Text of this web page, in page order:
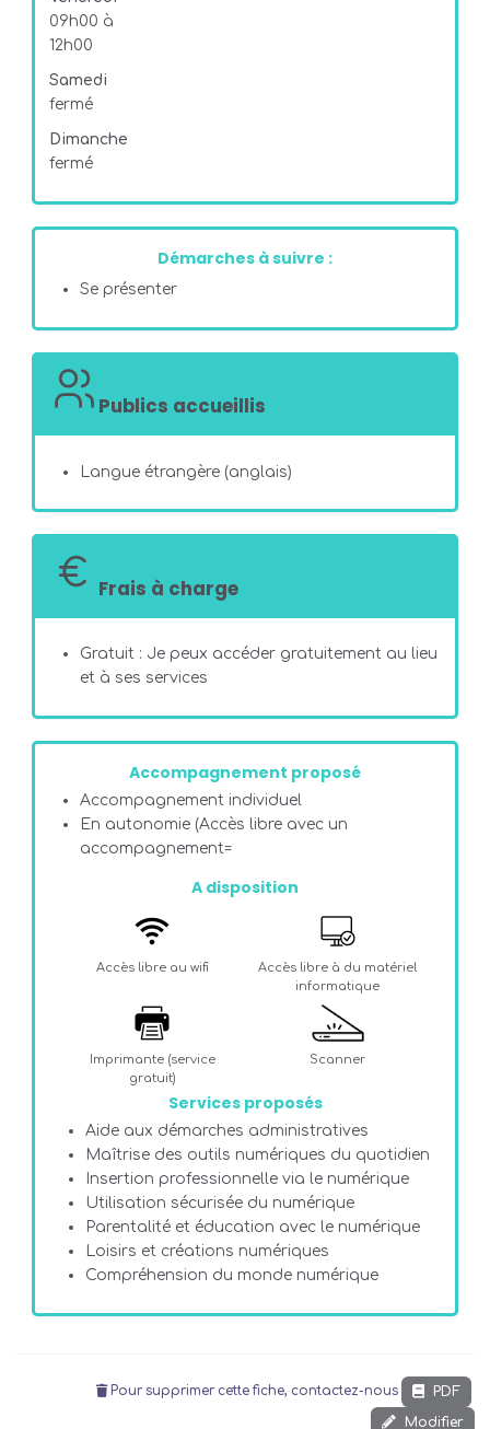
09h00 à
12h00
Samedi
fermé
Dimanche
fermé
Démarches à suivre :
Se présenter
Publics accueillis
Langue étrangère (anglais)
Frais à charge
Gratuit : Je peux accéder gratuitement au lieu
et à ses services
Accompagnement proposé
Accompagnement individuel
En autonomie (Accès libre avec un
accompagnement=
A disposition
Accès libre au wifi
Accès libre à du matériel
informatique
Imprimante (service
gratuit)
Scanner
Services proposés
Aide aux démarches administratives
Maîtrise des outils numériques du quotidien
Insertion professionnelle via le numérique
Utilisation sécurisée du numérique
Parentalité et éducation avec le numérique
Loisirs et créations numériques
Compréhension du monde numérique
Pour supprimer cette fiche, contactez-nous
PDF
Modifier